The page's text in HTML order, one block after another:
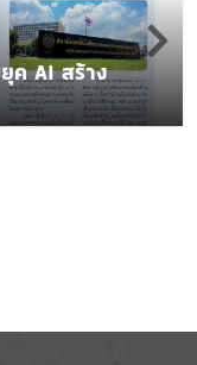
ค AI สร้าง